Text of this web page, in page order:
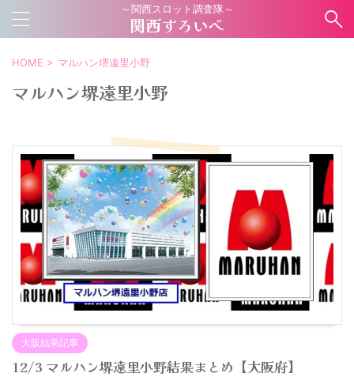
～関西スロット調査隊～
関西すろいべ
HOME > マルハン堺遠里小野
マルハン堺遠里小野
大阪結果記事
12/3 マルハン堺遠里小野結果まとめ【大阪府】